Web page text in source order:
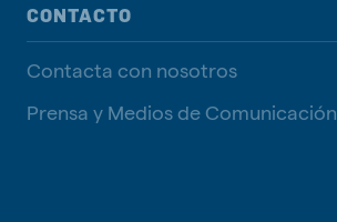
CONTACTO
Contacta con nosotros
Prensa y Medios de Comunicación